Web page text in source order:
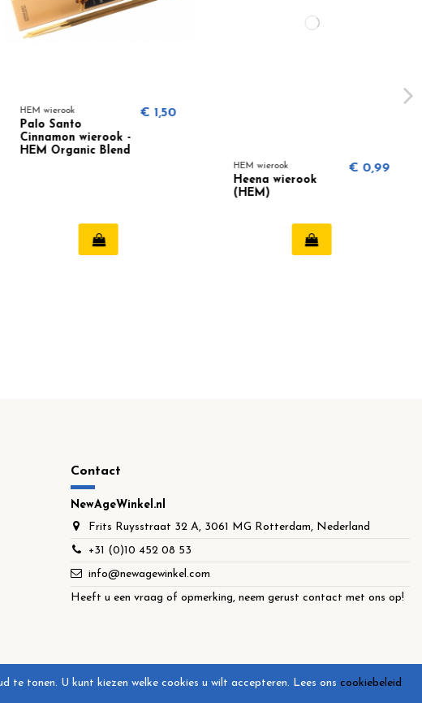
HEM wierook
Palo Santo
Cinnamon wierook -
HEM Organic Blend
€ 1,50
HEM wierook
Heena wierook
(HEM)
€ 0,99
Contact
NewAgeWinkel.nl
Frits Ruysstraat 32 A, 3061 MG Rotterdam, Nederland
+31 (0)10 452 08 53
info@newagewinkel.com
Heeft u een vraag of opmerking, neem gerust contact met ons op!
te tonen. U kunt kiezen welke cookies u wilt accepteren. Lees ons cookiebeleid